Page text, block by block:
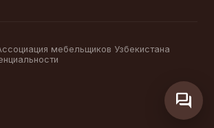
мебельщиков Узбекистана
forum